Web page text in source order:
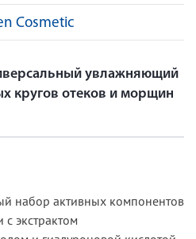
Cosmetic
увлажняющий
кругов отеков и морщин
набор активных компонентов
с экстрактом